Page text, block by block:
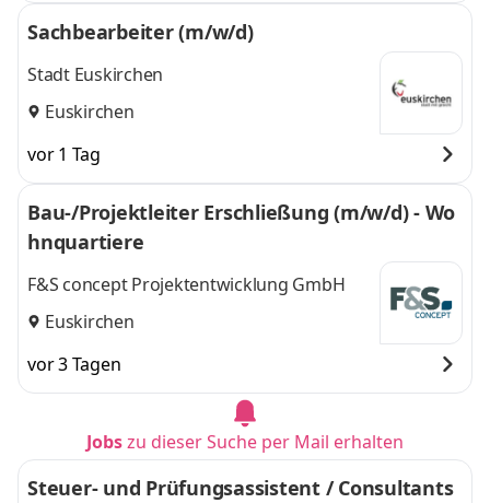
Sachbearbeiter (m/w/d)
Stadt Euskirchen
Euskirchen
vor 1 Tag
Bau-/Projektleiter Erschließung (m/w/d) - Wo
hnquartiere
F&S concept Projektentwicklung GmbH
Euskirchen
vor 3 Tagen
Jobszu dieser Suche per Mail erhalten
Steuer- und Prüfungsassistent / Consultants